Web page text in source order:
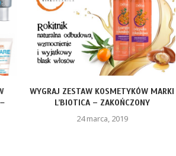
WYGRAJ ZESTAW KOSMETYKÓW MARKI
L’BIOTICA – ZAKOŃCZONY
24 marca, 2019